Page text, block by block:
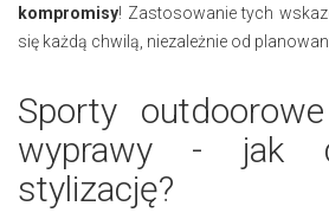
kompromisy! Zastosowanie tych
się każdą chwilą, niezależnie od
Sporty
wyprawy - jak
stylizację?